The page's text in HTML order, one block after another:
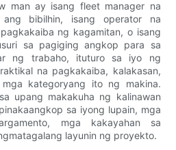
man ay isang fleet manager na
bibilhin, isang operator na
ng kagamitan, o isang
sa pagiging angkop para sa
ng trabaho, ituturo sa iyo ng
na pagkakaiba, kalakasan,
kategoryang ito ng makina.
upang makakuha ng kalinawan
sa iyong lupain, mga
mga kakayahan sa
layunin ng proyekto.